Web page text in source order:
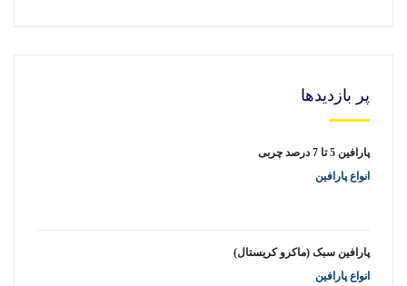
پر بازدیدها
پارافین 5 تا 7 درصد چربی
انواع پارافین
پارافین سبک (ماکرو کریستال)
انواع پارافین